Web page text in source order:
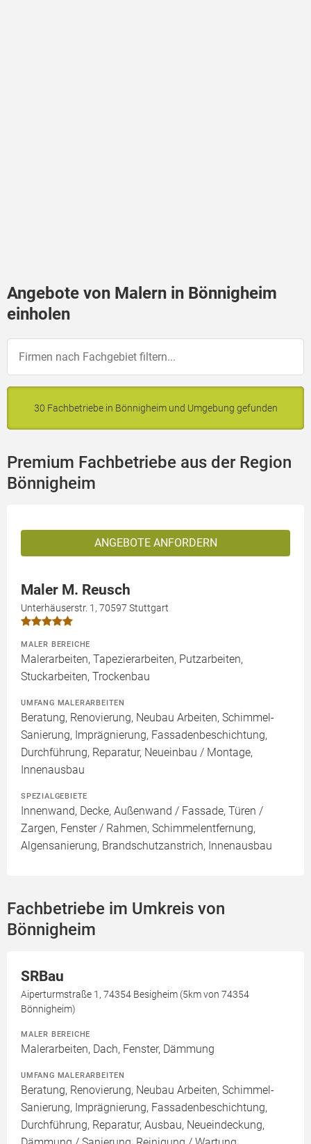
Angebote von Malern in Bönnigheim
einholen
30 Fachbetriebe in Bönnigheim und Umgebung gefunden
Premium Fachbetriebe aus der Region
Bönnigheim
ANGEBOTE ANFORDERN
Maler M. Reusch
Unterhäuserstr. 1, 70597 Stuttgart
MALER BEREICHE
Malerarbeiten, Tapezierarbeiten, Putzarbeiten,
Stuckarbeiten, Trockenbau
UMFANG MALERARBEITEN
Beratung, Renovierung, Neubau Arbeiten, Schimmel-
Sanierung, Imprägnierung, Fassadenbeschichtung,
Durchführung, Reparatur, Neueinbau / Montage,
Innenausbau
SPEZIALGEBIETE
Innenwand, Decke, Außenwand / Fassade, Türen /
Zargen, Fenster / Rahmen, Schimmelentfernung,
Algensanierung, Brandschutzanstrich, Innenausbau
Fachbetriebe im Umkreis von
Bönnigheim
SRBau
Aiperturmstraße 1, 74354 Besigheim (5km von 74354
Bönnigheim)
MALER BEREICHE
Malerarbeiten, Dach, Fenster, Dämmung
UMFANG MALERARBEITEN
Beratung, Renovierung, Neubau Arbeiten, Schimmel-
Sanierung, Imprägnierung, Fassadenbeschichtung,
Durchführung, Reparatur, Ausbau, Neueindeckung,